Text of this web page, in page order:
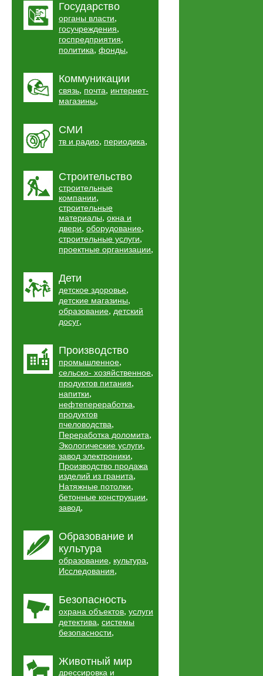
Государство
органы власти,
госучреждения,
госпредприятия,
политика, фонды,
Коммуникации
связь, почта, интернет-
магазины,
СМИ
тв и радио, периодика,
Строительство
строительные
компании,
строительные
материалы, окна и
двери, оборудование,
строительные услуги,
проектные организации,
Дети
детское здоровье,
детские магазины,
образование, детский
досуг,
Производство
промышленное,
сельско- хозяйственное,
продуктов питания,
напитки,
нефтепереработка,
продуктов
пчеловодства,
Переработка доломита,
Экологические услуги,
завод электроники,
Производство продажа
изделий из гранита,
Натяжные потолки,
бетонные конструкции,
завод,
Образование и
культура
образование, культура,
Исследования,
Безопасность
охрана объектов, услуги
детектива, системы
безопасности,
Животный мир
дрессировка и